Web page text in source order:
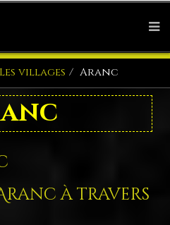
Les villages Aranc
à travers